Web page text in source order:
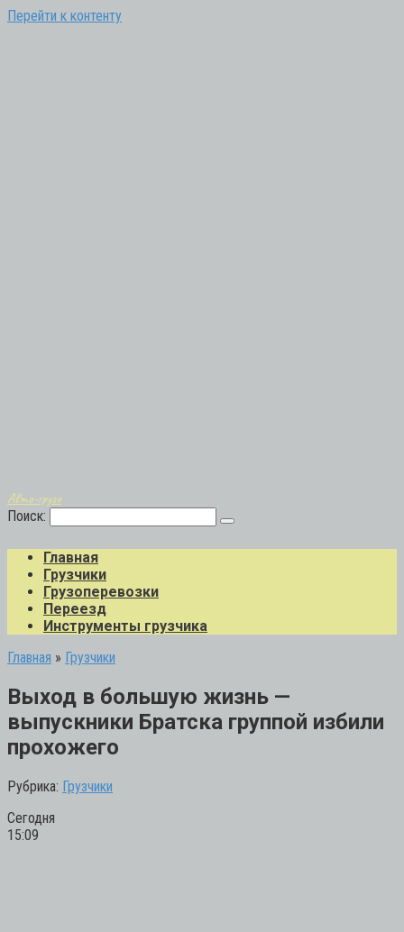
Перейти к контенту
Авто-грузо
Поиск:
Главная
Грузчики
Грузоперевозки
Переезд
Инструменты грузчика
Главная » Грузчики
Выход в большую жизнь —
выпускники Братска группой избили
прохожего
Рубрика: Грузчики
Сегодня
15:09